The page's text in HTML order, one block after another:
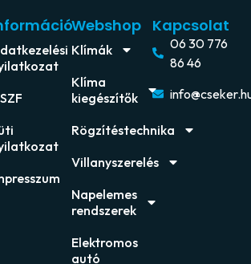
Webshop
Klímák
Klíma
kiegészítők
Rögzítéstechnika
Villanyszerelés
Napelemes
rendszerek
Elektromos
autó
Kapcsolat
06 30 776
86 46